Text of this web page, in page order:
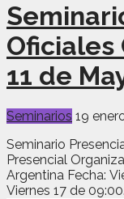
Oficiales
11 de
Seminarios 19
Seminario
Presencial
Argentina Fecha:
Viernes 17 de